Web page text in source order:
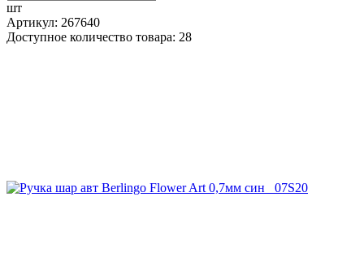
шт
Артикул: 267640
Доступное количество товара: 28